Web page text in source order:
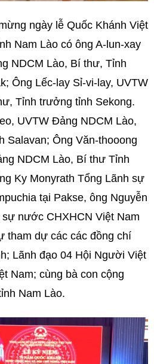
ngày lễ Quốc Khánh Việt
Nam Lào có ông A-lun-xay
NDCM Lào, Bí thư, Tỉnh
Ông Lếc-lay Sỉ-vi-lay, UVTW
Tỉnh trưởng tỉnh Sekong.
UVTW Đảng NDCM Lào,
Salavan; Ông Văn-thooong
NDCM Lào, Bí thư Tỉnh
Ky Monyrath Tổng Lãnh sự
tại Pakse, ông Nguyễn
nước CHXHCN Việt Nam
tham dự các các đồng chí
Lãnh đạo 04 Hội Người Việt
Nam; cùng bà con cộng
Nam Lào.